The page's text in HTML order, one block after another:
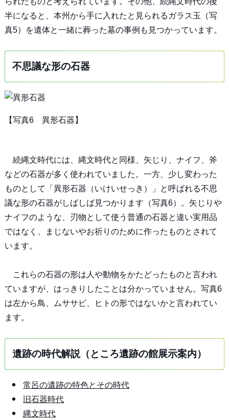
半になると、本州から手に入れたと見られるガラス玉（写
真5）を遺体と一緒に葬った墓の事例も見つかっています。
不思議な形の石器
【写真6 異形石器】
続縄文時代には、縄文時代と同様、矢じり、ナイフ、斧
などの石器が多く使われていました。一方、少し変わった
ものとして「異形石器（いけいせっき）」と呼ばれる不思
議な形の石器がしばしば見つかります（写真6）。矢じりや
ナイフのような、刃物として使う普通の石器と違い実用品
ではなく、まじないやお祈りのために作ったものとされて
います。
これらの石器の形は人や動物をかたどったものと言われ
ていますが、はっきりしたことは分かっていません。写真6
は左から鳥、ムササビ、ヒトの形ではないかと言われてい
ます。
遺跡の時代解説（ところ遺跡の館展示案内）
常呂の遺跡の特色とその時代
旧石器時代
縄文時代